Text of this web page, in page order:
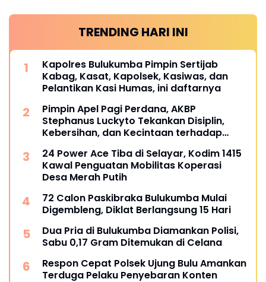
TRENDING HARI INI
Kapolres Bulukumba Pimpin Sertijab
Kabag, Kasat, Kapolsek, Kasiwas, dan
Pelantikan Kasi Humas, ini daftarnya
Pimpin Apel Pagi Perdana, AKBP
Stephanus Luckyto Tekankan Disiplin,
Kebersihan, dan Kecintaan terhadap
24 Power Ace Tiba di Selayar, Kodim 1415
Kawal Penguatan Mobilitas Koperasi
Desa Merah Putih
72 Calon Paskibraka Bulukumba Mulai
Digembleng, Diklat Berlangsung 15 Hari
Dua Pria di Bulukumba Diamankan Polisi,
Sabu 0,17 Gram Ditemukan di Celana
Respon Cepat Polsek Ujung Bulu Amankan
Terduga Pelaku Penyebaran Konten